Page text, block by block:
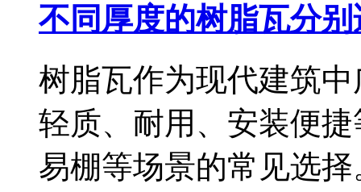
不同厚度的树脂瓦分
树脂瓦作为现代建筑
轻质、耐用、安装便
易棚等场景的常见选